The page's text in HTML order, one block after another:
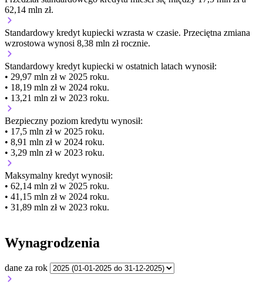
62,14 mln zł.
Standardowy kredyt kupiecki wzrasta w czasie. Przeciętna zmiana
wzrostowa wynosi 8,38 mln zł rocznie.
Standardowy kredyt kupiecki w ostatnich latach wynosił:
• 29,97 mln zł w 2025 roku.
• 18,19 mln zł w 2024 roku.
• 13,21 mln zł w 2023 roku.
Bezpieczny poziom kredytu wynosił:
• 17,5 mln zł w 2025 roku.
• 8,91 mln zł w 2024 roku.
• 3,29 mln zł w 2023 roku.
Maksymalny kredyt wynosił:
• 62,14 mln zł w 2025 roku.
• 41,15 mln zł w 2024 roku.
• 31,89 mln zł w 2023 roku.
Wynagrodzenia
dane za rok